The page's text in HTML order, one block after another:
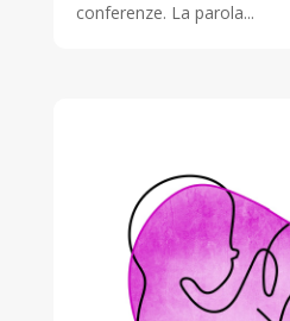
conferenze. La parola...